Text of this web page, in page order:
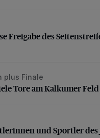
Freigabe des
Freigabe des
Tore am Kalkumer Feld
plus Finale
Tore am Kalkumer Feld
und Sportler des
und Sportler des